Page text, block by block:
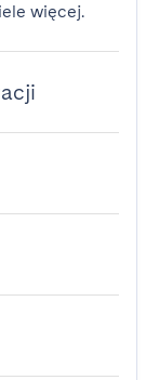
więcej.